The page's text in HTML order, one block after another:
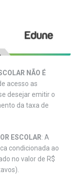
NÃO É
acesso as
desejar emitir o
da taxa de
ESCOLAR: A
condicionada ao
no valor de R$